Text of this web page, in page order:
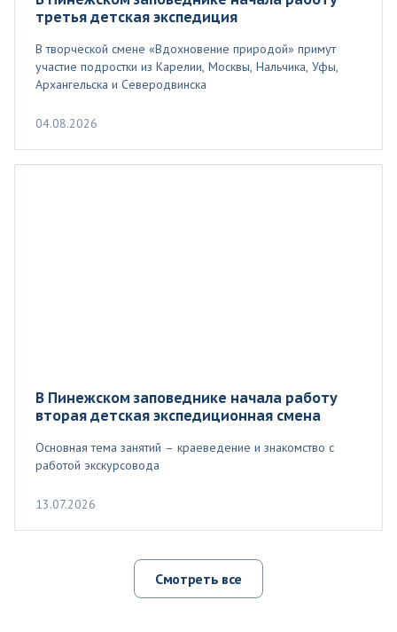
третья детская экспедиция
В творческой смене «Вдохновение природой» примут
участие подростки из Карелии, Москвы, Нальчика, Уфы,
Архангельска и Северодвинска
04.08.2026
В Пинежском заповеднике начала работу
вторая детская экспедиционная смена
Основная тема занятий – краеведение и знакомство с
работой экскурсовода
13.07.2026
Смотреть все